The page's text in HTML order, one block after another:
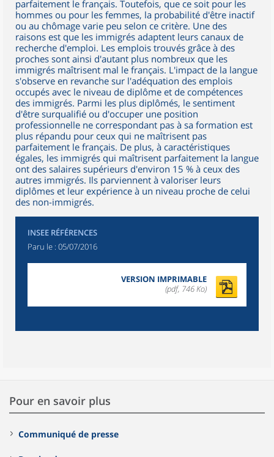
parfaitement le français. Toutefois, que ce soit pour les
hommes ou pour les femmes, la probabilité d'être inactif
ou au chômage varie peu selon ce critère. Une des
raisons est que les immigrés adaptent leurs canaux de
recherche d'emploi. Les emplois trouvés grâce à des
proches sont ainsi d'autant plus nombreux que les
immigrés maîtrisent mal le français. L'impact de la langue
s'observe en revanche sur l'adéquation des emplois
occupés avec le niveau de diplôme et de compétences
des immigrés. Parmi les plus diplômés, le sentiment
d'être surqualifié ou d'occuper une position
professionnelle ne correspondant pas à sa formation est
plus répandu pour ceux qui ne maîtrisent pas
parfaitement le français. De plus, à caractéristiques
égales, les immigrés qui maîtrisent parfaitement la langue
ont des salaires supérieurs d'environ 15 % à ceux des
autres immigrés. Ils parviennent à valoriser leurs
diplômes et leur expérience à un niveau proche de celui
des non-immigrés.
INSEE RÉFÉRENCES
Paru le : 05/07/2016
VERSION IMPRIMABLE
(pdf, 746 Ko)
Pour en savoir plus
Communiqué de presse